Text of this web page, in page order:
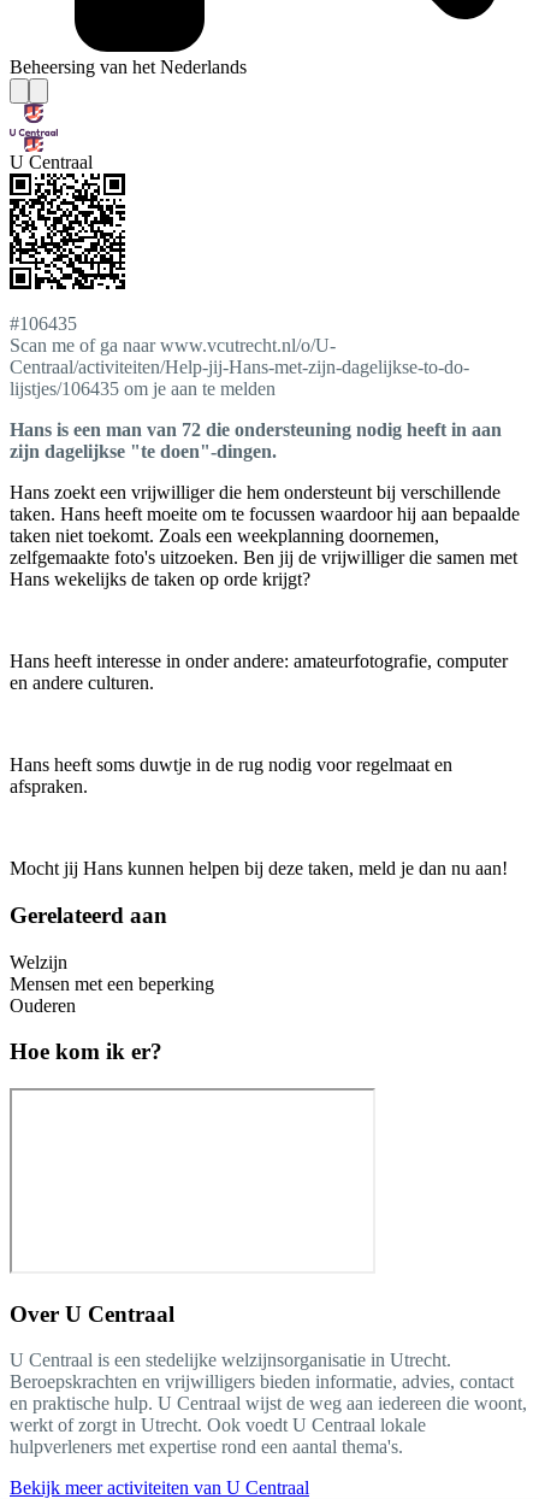
Beheersing van het Nederlands
U Centraal
#106435
Scan me of ga naar www.vcutrecht.nl/o/U-
Centraal/activiteiten/Help-jij-Hans-met-zijn-dagelijkse-to-do-
lijstjes/106435 om je aan te melden
Hans is een man van 72 die ondersteuning nodig heeft in aan
zijn dagelijkse "te doen"-dingen.
Hans zoekt een vrijwilliger die hem ondersteunt bij verschillende
taken. Hans heeft moeite om te focussen waardoor hij aan bepaalde
taken niet toekomt. Zoals een weekplanning doornemen,
zelfgemaakte foto's uitzoeken. Ben jij de vrijwilliger die samen met
Hans wekelijks de taken op orde krijgt?
Hans heeft interesse in onder andere: amateurfotografie, computer
en andere culturen.
Hans heeft soms duwtje in de rug nodig voor regelmaat en
afspraken.
Mocht jij Hans kunnen helpen bij deze taken, meld je dan nu aan!
Gerelateerd aan
Welzijn
Mensen met een beperking
Ouderen
Hoe kom ik er?
Over U Centraal
U Centraal is een stedelijke welzijnsorganisatie in Utrecht.
Beroepskrachten en vrijwilligers bieden informatie, advies, contact
en praktische hulp. U Centraal wijst de weg aan iedereen die woont,
werkt of zorgt in Utrecht. Ook voedt U Centraal lokale
hulpverleners met expertise rond een aantal thema's.
Bekijk meer activiteiten van U Centraal